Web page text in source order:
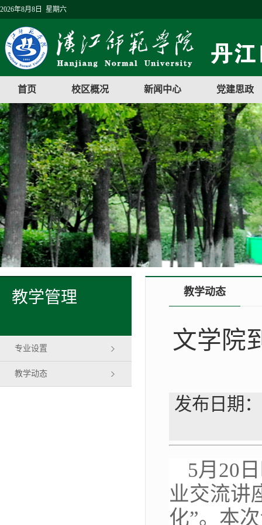
2026年8月8日 星期六
首页 校区概况 新闻中心 党建思政
教学管理
专业设置
教学动态
教学动态
文学院
发布日期
5月20
业交流讲
化”。本